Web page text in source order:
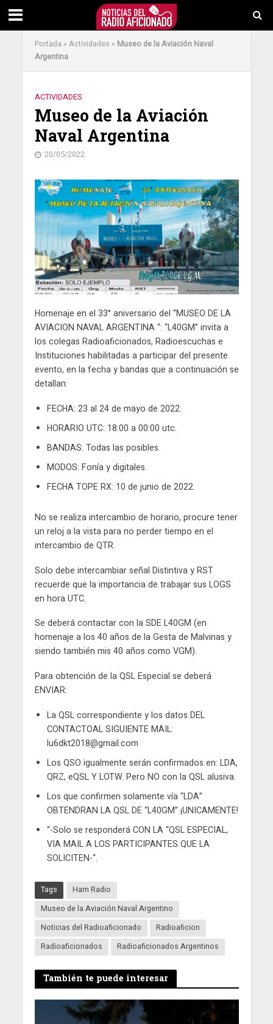
Portada »Actividades » Museo de la Aviación Naval
Argentina
ACTIVIDADES
Museo de la Aviación
Naval Argentina
20/05/2022
Homenaje en el 33° aniversario del “MUSEO DE LA
AVIACION NAVAL ARGENTINA “: “L40GM” invita a
los colegas Radioaficionados, Radioescuchas e
Instituciones habilitadas a participar del presente
evento, en la fecha y bandas que a continuación se
detallan:
FECHA: 23 al 24 de mayo de 2022.
HORARIO UTC: 18:00 a 00:00 utc.
BANDAS: Todas las posibles.
MODOS: Fonía y digitales.
FECHA TOPE RX: 10 de junio de 2022.
No se realiza intercambio de horario, procure tener
un reloj a la vista para no perder tiempo en el
intercambio de QTR.
Solo debe intercambiar señal Distintiva y RST
recuerde que la importancia de trabajar sus LOGS
en hora UTC.
Se deberá contactar con la SDE L40GM (en
homenaje a los 40 años de la Gesta de Malvinas y
siendo también mis 40 años como VGM).
Para obtención de la QSL Especial se deberá
ENVIAR:
La QSL correspondiente y los datos DEL
CONTACTOAL SIGUIENTE MAIL:
lu6dkt2018@gmail.com
Los QSO igualmente serán confirmados en: LDA,
QRZ, eQSL Y LOTW. Pero NO con la QSL alusiva.
Los que confirmen solamente vía “LDA”
OBTENDRAN LA QSL DE “L40GM” ¡UNICAMENTE!
“-Solo se responderá CON LA “QSL ESPECIAL,
VIA MAIL A LOS PARTICIPANTES QUE LA
SOLICITEN-“.
Tags
Ham Radio
Museo de la Aviación Naval Argentino
Noticias del Radioaficionado
Radioaficion
Radioaficionados
Radioaficionados Argentinos
También te puede interesar